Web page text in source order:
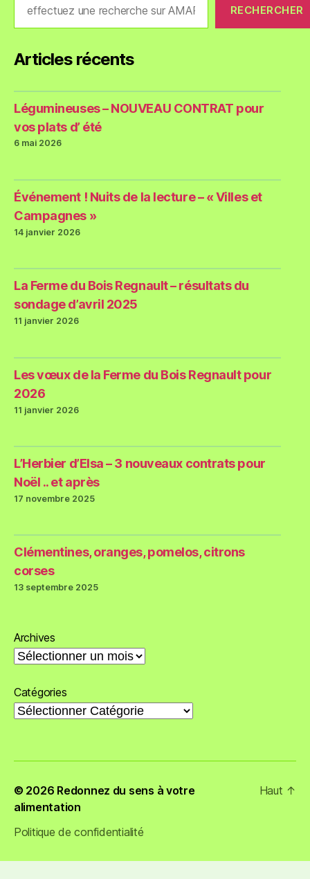
RECHERCHER
Articles récents
Légumineuses – NOUVEAU CONTRAT pour
vos plats d’ été
6 mai 2026
Événement ! Nuits de la lecture – « Villes et
Campagnes »
14 janvier 2026
La Ferme du Bois Regnault – résultats du
sondage d’avril 2025
11 janvier 2026
Les vœux de la Ferme du Bois Regnault pour
2026
11 janvier 2026
L’Herbier d’Elsa – 3 nouveaux contrats pour
Noël .. et après
17 novembre 2025
Clémentines, oranges, pomelos, citrons
corses
13 septembre 2025
Archives
Catégories
© 2026 Redonnez du sens à votre
alimentation
Politique de confidentialité
Haut ↑